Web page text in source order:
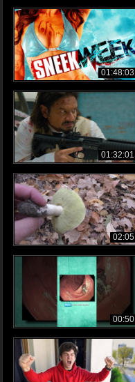
01:48:03
01:32:01
02:05
00:50